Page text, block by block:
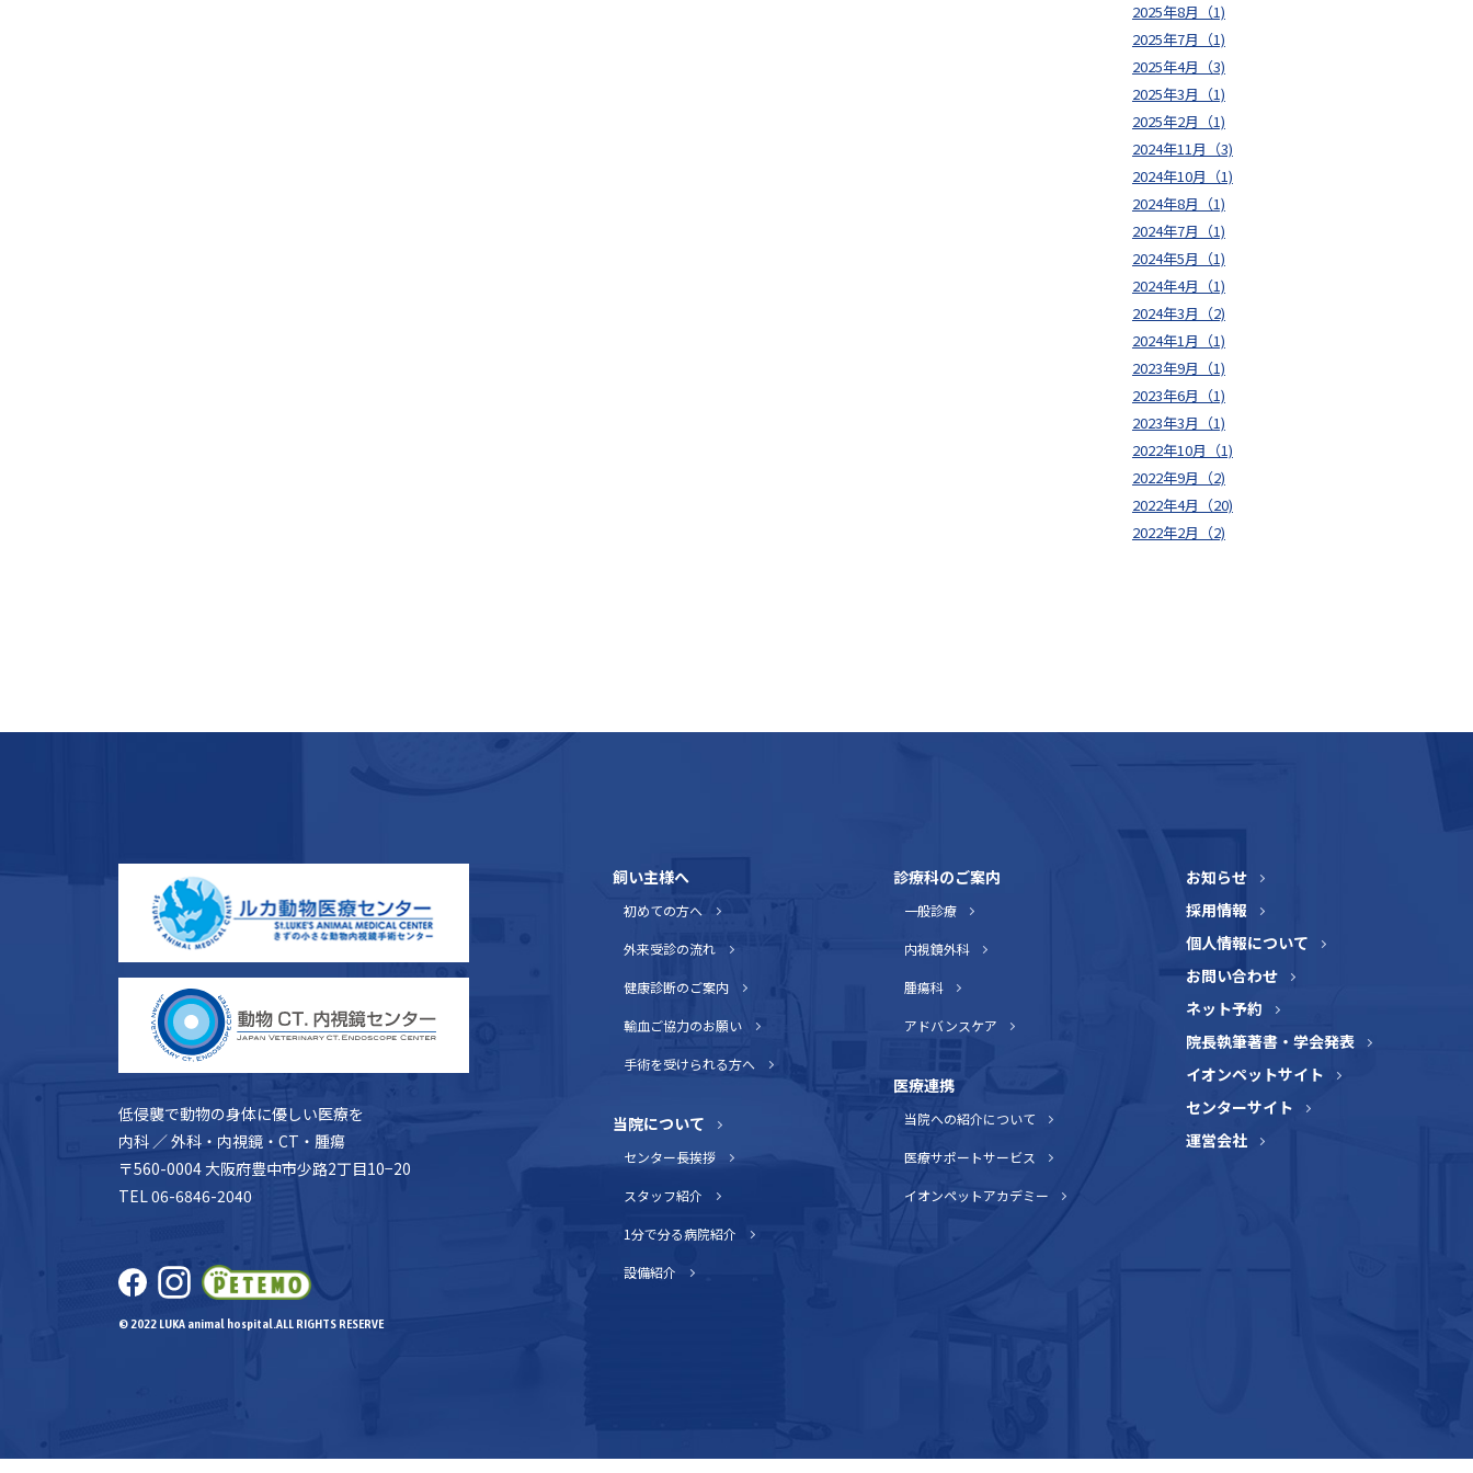
2025年8月（1)
2025年7月（1)
2025年4月（3)
2025年3月（1)
2025年2月（1)
2024年11月（3)
2024年10月（1)
2024年8月（1)
2024年7月（1)
2024年5月（1)
2024年4月（1)
2024年3月（2)
2024年1月（1)
2023年9月（1)
2023年6月（1)
2023年3月（1)
2022年10月（1)
2022年9月（2)
2022年4月（20)
2022年2月（2)
低侵襲で動物の身体に優しい医療を
内科 ／ 外科・内視鏡・CT・腫瘍
〒560-0004 大阪府豊中市少路2丁目10−20
TEL 06-6846-2040
© 2022 LUKA animal hospital.ALL RIGHTS RESERVE
飼い主様へ
初めての方へ
外来受診の流れ
健康診断のご案内
輸血ご協力のお願い
手術を受けられる方へ
当院について
センター長挨拶
スタッフ紹介
1分で分る病院紹介
設備紹介
診療科のご案内
一般診療
内視鏡外科
腫瘍科
アドバンスケア
医療連携
当院への紹介について
医療サポートサービス
イオンペットアカデミー
お知らせ
採用情報
個人情報について
お問い合わせ
ネット予約
院長執筆著書・学会発表
イオンペットサイト
センターサイト
運営会社